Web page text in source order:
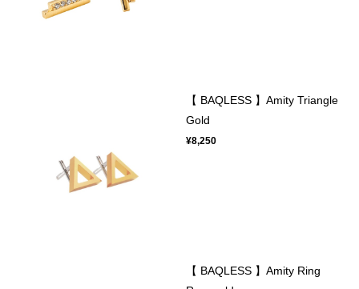
【 BAQLESS 】Amity Triangle
Gold
¥8,250
【 BAQLESS 】Amity Ring